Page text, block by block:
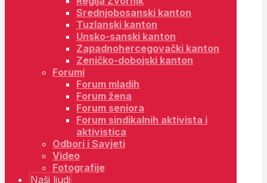
Srednjobosanski kanton
Tuzlanski kanton
Unsko-sanski kanton
Zapadnohercegovački kanton
Zeničko-dobojski kanton
Forumi
Forum mladih
Forum žena
Forum seniora
Forum sindikalnih aktivista i
aktivistica
Odbori i Savjeti
Video
Fotografije
Naši ljudi